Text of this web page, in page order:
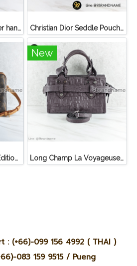
Long Champ 3D leather handbag Christian Dior Seddle Pouch Accessory Hand Bag
Louis Vuitton Limited Edition Monogram Canvas Sofia Coppola SC Bag
New
Long Champ La Voyageuse Bag Leather
: (+66)-099 156 4992 ( THAI )
083 159 9515 / Pueng